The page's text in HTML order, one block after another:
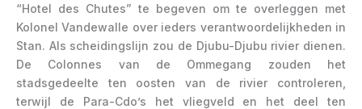
“Hotel des Chutes” te begeven om te overleggen met
Kolonel Vandewalle over ieders verantwoordelijkheden in
Stan. Als scheidingslijn zou de Djubu-Djubu rivier dienen.
De Colonnes van de Ommegang zouden het
stadsgedeelte ten oosten van de rivier controleren,
terwijl de Para-Cdo’s het vliegveld en het deel ten